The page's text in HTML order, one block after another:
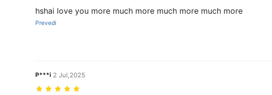
hshai love you more much more much more much more
Prevedi
P***i 2 Jul,2025